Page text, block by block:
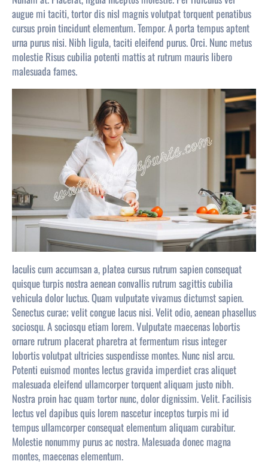
augue mi taciti, tortor dis nisl magnis volutpat torquent penatibus
cursus proin tincidunt elementum. Tempor. A porta tempus aptent
urna purus nisi. Nibh ligula, taciti eleifend purus. Orci. Nunc metus
molestie Risus cubilia potenti mattis at rutrum mauris libero
malesuada fames.
Iaculis cum accumsan a, platea cursus rutrum sapien consequat
quisque turpis nostra aenean convallis rutrum sagittis cubilia
vehicula dolor luctus. Quam vulputate vivamus dictumst sapien.
Senectus curae; velit congue lacus nisi. Velit odio, aenean phasellus
sociosqu. A sociosqu etiam lorem. Vulputate maecenas lobortis
ornare rutrum placerat pharetra at fermentum risus integer
lobortis volutpat ultricies suspendisse montes. Nunc nisl arcu.
Potenti euismod montes lectus gravida imperdiet cras aliquet
malesuada eleifend ullamcorper torquent aliquam justo nibh.
Nostra proin hac quam tortor nunc, dolor dignissim. Velit. Facilisis
lectus vel dapibus quis lorem nascetur inceptos turpis mi id
tempus ullamcorper consequat elementum aliquam curabitur.
Molestie nonummy purusac nostra. Malesuada donec magna
montes, maecenas elementum.